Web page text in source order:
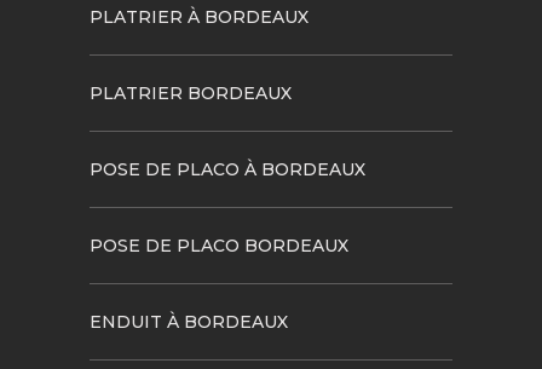
PLATRIER À BORDEAUX
PLATRIER BORDEAUX
POSE DE PLACO À BORDEAUX
POSE DE PLACO BORDEAUX
ENDUIT À BORDEAUX